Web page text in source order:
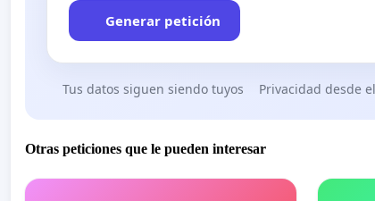
Generar petición
Tus datos siguen siendo tuyos Privacidad desde
Otras peticiones que le pueden interesar